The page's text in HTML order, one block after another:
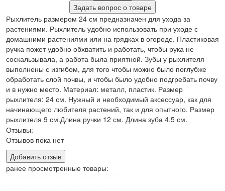
Задать вопрос о товаре
Рыхлитель размером 24 см предназначен для ухода за
растениями. Рыхлитель удобно использовать при уходе с
домашними растениями или на грядках в огороде. Пластиковая
ручка пожет удобно обхватить и работать, чтобы рука не
соскальзывала, а работа была приятной. Зубы у рыхлителя
выполнены с изгибом, для того чтобы можно было поглубже
обработать слой почвы, и чтобы было удобно подгребать почву
и в нужно место. Материал: металл, пластик. Размер
рыхлителя: 24 см. Нужный и необходимый аксессуар, как для
начинающего любителя растений, так и для опытного. Размер
рыхлителя 9 см.Длина ручки 12 см. Длина зуба 4.5 см.
Отзывы:
Отзывов пока нет
Добавить отзыв
ранее просмотренные товары: